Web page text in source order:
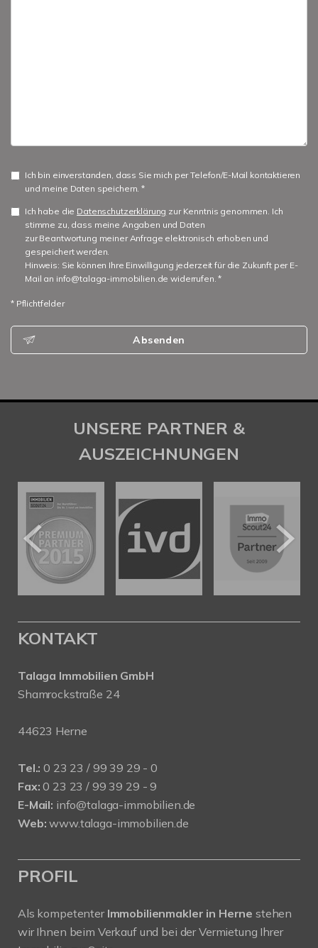
Ich bin einverstanden, dass Sie mich per Telefon/E-Mail kontaktieren
und meine Daten speichern. *
Ich habe die Datenschutzerklärung zur Kenntnis genommen. Ich
stimme zu, dass meine Angaben und Daten
zur Beantwortung meiner Anfrage elektronisch erhoben und
gespeichert werden.
Hinweis: Sie können Ihre Einwilligung jederzeit für die Zukunft per E-
Mail an info@talaga-immobilien.de widerrufen. *
* Pflichtfelder
Absenden
UNSERE PARTNER &
AUSZEICHNUNGEN
KONTAKT
Talaga Immobilien GmbH
Shamrockstraße 24
44623 Herne
Tel.: 0 23 23 / 99 39 29 - 0
Fax: 0 23 23 / 99 39 29 - 9
E-Mail: info@talaga-immobilien.de
Web: www.talaga-immobilien.de
PROFIL
Als kompetenter Immobilienmakler in Herne stehen
wir Ihnen beim Verkauf und bei der Vermietung Ihrer